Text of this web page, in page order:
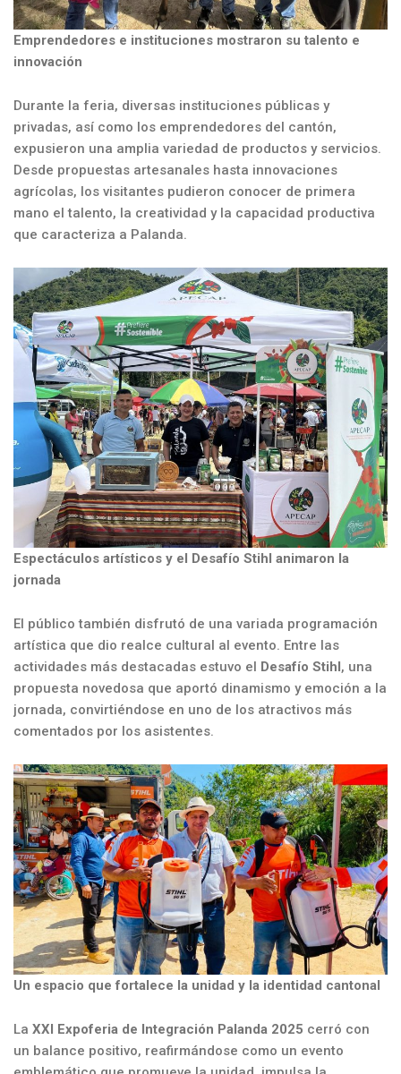
Emprendedores e instituciones mostraron su talento e
innovación
Durante la feria, diversas instituciones públicas y
privadas, así como los emprendedores del cantón,
expusieron una amplia variedad de productos y servicios.
Desde propuestas artesanales hasta innovaciones
agrícolas, los visitantes pudieron conocer de primera
mano el talento, la creatividad y la capacidad productiva
que caracteriza a Palanda.
Espectáculos artísticos y el Desafío Stihl animaron la
jornada
El público también disfrutó de una variada programación
artística que dio realce cultural al evento. Entre las
actividades más destacadas estuvo el Desafío Stihl, una
propuesta novedosa que aportó dinamismo y emoción a la
jornada, convirtiéndose en uno de los atractivos más
comentados por los asistentes.
Un espacio que fortalece la unidad y la identidad cantonal
La XXI Expoferia de Integración Palanda 2025 cerró con
un balance positivo, reafirmándose como un evento